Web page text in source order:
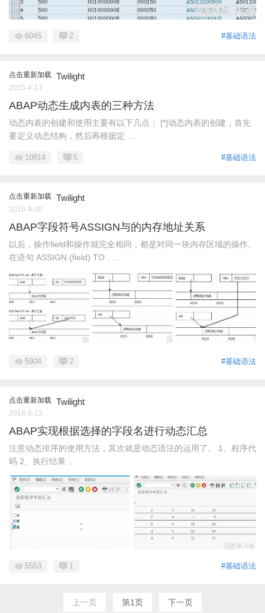
#基础语法
6045 2
点击重新加载 Twilight
2015-4-13
ABAP动态生成内表的三种方法
动态内表的创建和使用主要有以下几点： [*]动态内表的创建，首先
要定义动态结构，然后再根据定 ...
#基础语法
10814 5
点击重新加载 Twilight
2016-9-30
ABAP字段符号ASSIGN与的内存地址关系
以后，操作field和操作就完全相同，都是对同一块内存区域的操作。
在语句 ASSIGN (field) TO . ...
#基础语法
5904 2
点击重新加载 Twilight
2018-8-22
ABAP实现根据选择的字段名进行动态汇总
注意动态排序的使用方法，其次就是动态语法的运用了。 1、程序代
码 2、执行结果 ...
#基础语法
5553 1
上一页 第1页 下一页